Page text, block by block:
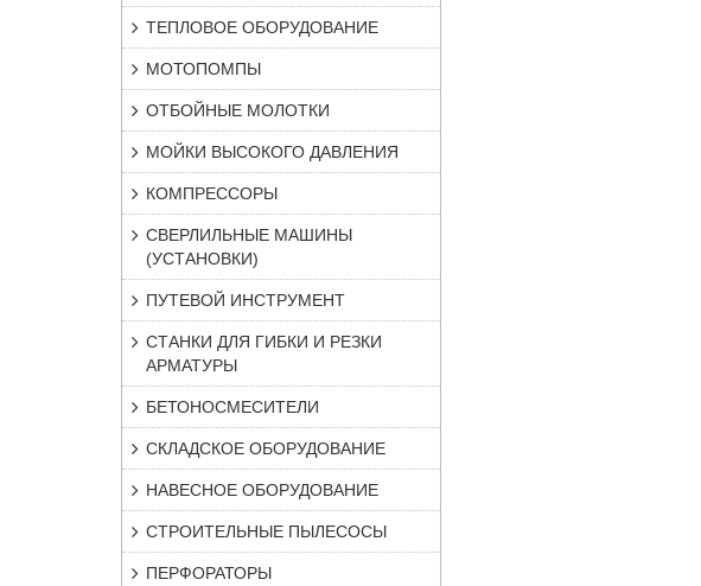
ТЕПЛОВОЕ ОБОРУДОВАНИЕ
МОТОПОМПЫ
ОТБОЙНЫЕ МОЛОТКИ
МОЙКИ ВЫСОКОГО ДАВЛЕНИЯ
КОМПРЕССОРЫ
СВЕРЛИЛЬНЫЕ МАШИНЫ
(УСТАНОВКИ)
ПУТЕВОЙ ИНСТРУМЕНТ
СТАНКИ ДЛЯ ГИБКИ И РЕЗКИ
АРМАТУРЫ
БЕТОНОСМЕСИТЕЛИ
СКЛАДСКОЕ ОБОРУДОВАНИЕ
НАВЕСНОЕ ОБОРУДОВАНИЕ
СТРОИТЕЛЬНЫЕ ПЫЛЕСОСЫ
ПЕРФОРАТОРЫ